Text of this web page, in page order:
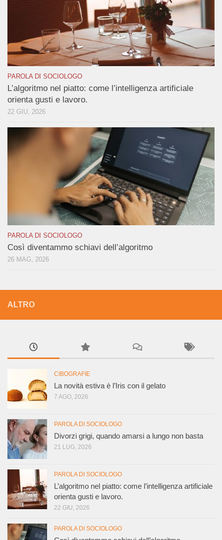
PAROLA DI SOCIOLOGO
L’algoritmo nel piatto: come l’intelligenza artificiale
orienta gusti e lavoro.
22 GIU, 2026
PAROLA DI SOCIOLOGO
Così diventammo schiavi dell’algoritmo
26 MAG, 2026
ALTRO
CIBOGRAFIE
La novità estiva è l’Iris con il gelato
7 AGO, 2026
PAROLA DI SOCIOLOGO
Divorzi grigi, quando amarsi a lungo non basta
21 LUG, 2026
PAROLA DI SOCIOLOGO
L’algoritmo nel piatto: come l’intelligenza artificiale
orienta gusti e lavoro.
22 GIU, 2026
PAROLA DI SOCIOLOGO